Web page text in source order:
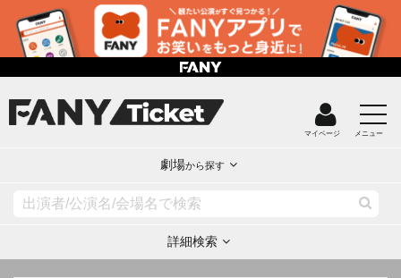
マイページ メニュー
劇場から探す
詳細検索